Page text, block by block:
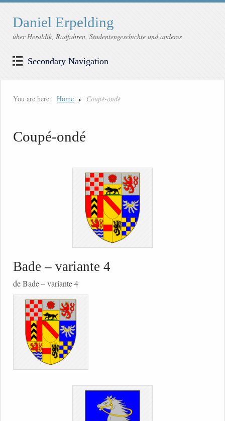
Daniel Erpelding
über Heraldik, Radfahren, Studentengeschichte und anderes
Secondary Navigation
You are here: Home Coupé-ondé
Coupé-ondé
Bade – variante 4
de Bade – variante 4